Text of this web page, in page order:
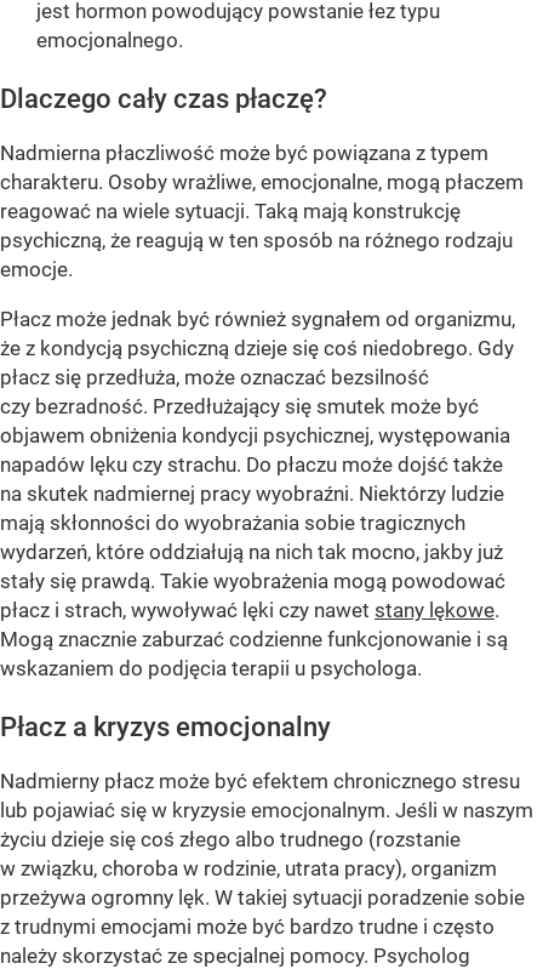
jest hormon powodujący powstanie łez typu
emocjonalnego.
Dlaczego cały czas płaczę?
Nadmierna płaczliwość może być powiązana z typem
charakteru. Osoby wrażliwe, emocjonalne, mogą płaczem
reagować na wiele sytuacji. Taką mają konstrukcję
psychiczną, że reagują w ten sposób na różnego rodzaju
emocje.
Płacz może jednak być również sygnałem od organizmu,
że z kondycją psychiczną dzieje się coś niedobrego. Gdy
płacz się przedłuża, może oznaczać bezsilność
czy bezradność. Przedłużający się smutek może być
objawem obniżenia kondycji psychicznej, występowania
napadów lęku czy strachu. Do płaczu może dojść także
na skutek nadmiernej pracy wyobraźni. Niektórzy ludzie
mają skłonności do wyobrażania sobie tragicznych
wydarzeń, które oddziałują na nich tak mocno, jakby już
stały się prawdą. Takie wyobrażenia mogą powodować
płacz i strach, wywoływać lęki czy nawet stany lękowe.
Mogą znacznie zaburzać codzienne funkcjonowanie i są
wskazaniem do podjęcia terapii u psychologa.
Płacz a kryzys emocjonalny
Nadmierny płacz może być efektem chronicznego stresu
lub pojawiać się w kryzysie emocjonalnym. Jeśli w naszym
życiu dzieje się coś złego albo trudnego (rozstanie
w związku, choroba w rodzinie, utrata pracy), organizm
przeżywa ogromny lęk. W takiej sytuacji poradzenie sobie
z trudnymi emocjami może być bardzo trudne i często
należy skorzystać ze specjalnej pomocy. Psycholog